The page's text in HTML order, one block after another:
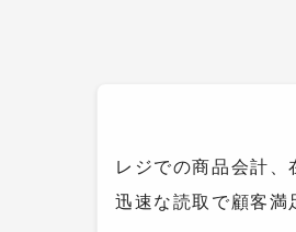
レジでの商品会計、
迅速な読取で顧客満